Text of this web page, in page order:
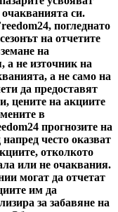
си.
погледнато
на отчетите
на
а не източник на
а не само на
да предоставят
цените на акциите
в
прогнозите на
често оказват
отколкото
или не очаквания.
могат да отчетат
им да
за забавяне на